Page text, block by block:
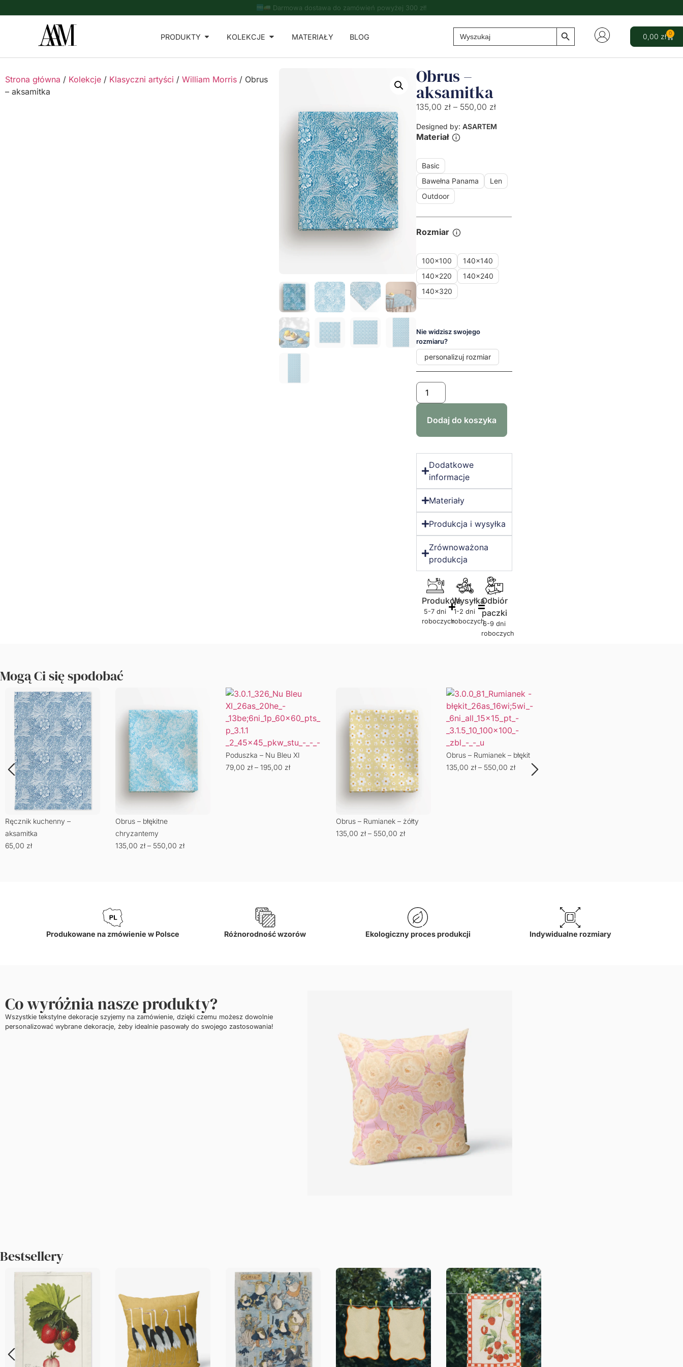
Do zamówień powyżej 500 zł - ręcznik kuchenny gratis!
PRODUKTY KOLEKCJE MATERIAŁY BLOG
Search
for:
Search Button
0,00 zł 0
Strona główna / Kolekcje / Klasyczni artyści / William Morris / Obrus
– aksamitka
Obrus –
aksamitka
135,00 zł – 550,00 zł
Designed by:ASARTEM
Materiał
Basic
Bawełna Panama
Len
Outdoor
Rozmiar
100x100
140x140
140x220
140x240
140x320
Nie widzisz swojego
rozmiaru?
personalizuj rozmiar
Dodaj do koszyka
Dodatkowe
informacje
Materiały
Produkcja i wysyłka
Zrównoważona
produkcja
Produkcja
5-7 dni
roboczych
Wysyłka
1-2 dni
roboczych
Odbiór
paczki
6-9 dni
roboczych
Mogą Ci się spodobać
Ręcznik kuchenny –
aksamitka
65,00 zł
Obrus – błękitne
chryzantemy
135,00 zł – 550,00 zł
Poduszka – Nu Bleu XI
79,00 zł – 195,00 zł
Obrus – Rumianek – żółty
135,00 zł – 550,00 zł
Obrus – Rumianek – błękit
135,00 zł – 550,00 zł
Produkowane na zmówienie w Polsce Różnorodność wzorów Ekologiczny proces produkcji Indywidualne rozmiary
Co wyróżnia nasze produkty?
Wszystkie tekstylne dekoracje szyjemy na zamówienie, dzięki czemu możesz dowolnie
personalizować wybrane dekoracje, żeby idealnie pasowały do swojego zastosowania!
Bestsellery